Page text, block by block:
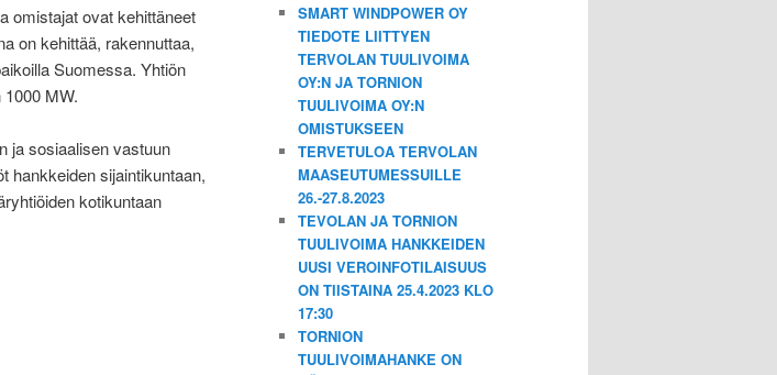
omistajat ovat kehittäneet
on kehittää, rakennuttaa,
Suomessa. Yhtiön
MW.
ja sosiaalisen vastuun
hankkeiden sijaintikuntaan,
kotikuntaan
SMART WINDPOWER OY
TIEDOTE LIITTYEN
TERVOLAN TUULIVOIMA
OY:N JA TORNION
TUULIVOIMA OY:N
OMISTUKSEEN
TERVETULOA TERVOLAN
MAASEUTUMESSUILLE
26.-27.8.2023
TEVOLAN JA TORNION
TUULIVOIMA HANKKEIDEN
UUSI VEROINFOTILAISUUS
ON TIISTAINA 25.4.2023 KLO
17:30
TORNION
TUULIVOIMAHANKE ON